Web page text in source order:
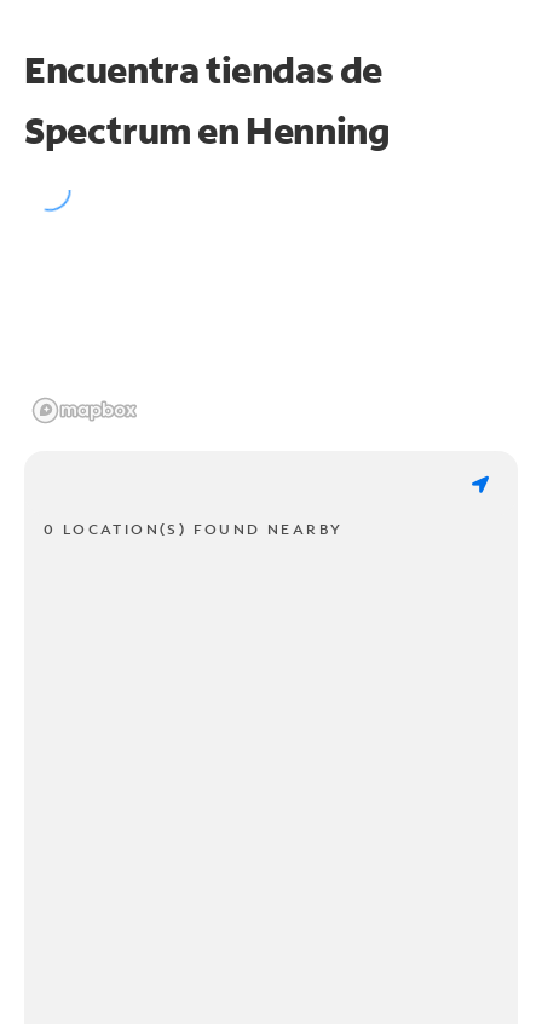
Encuentra tiendas de
Spectrum en Henning
0 LOCATION(S) FOUND NEARBY